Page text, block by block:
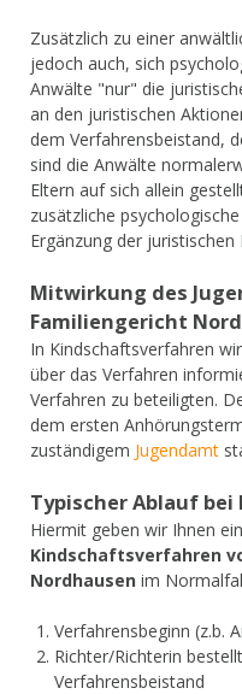
Zusätzlich zu einer
jedoch auch, sich
Anwälte "nur" die
an den juristischen
dem Verfahrensbeistand,
sind die Anwälte
Eltern auf sich allein
zusätzliche
Ergänzung der juristischen
Mitwirkung des
Familiengericht
In Kindschaftsverfahren
über das Verfahren
Verfahren zu beteiligten.
dem ersten
zuständigem Jugendamt
Typischer Ablauf
Hiermit geben wir Ihnen
Kindschaftsverfahren
Nordhausen im
Verfahrensbeginn (z.b.
Richter/Richterin
Verfahrensbeistand